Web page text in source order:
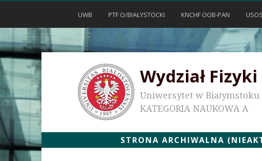
UWB PTF O/BIAŁYSTOCKI KNCHF OOB-PAN USOS
Wydział Fizyki
Uniwersytet w Białymstoku
KATEGORIA NAUKOWA A
STRONA ARCHIWALNA